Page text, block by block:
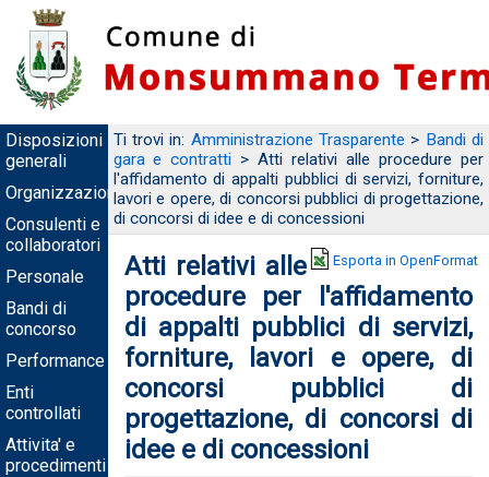
Disposizioni
generali
Organizzazione
Consulenti e
collaboratori
Personale
Bandi di
concorso
Performance
Enti
controllati
Attivita' e
procedimenti
Ti trovi in: Amministrazione Trasparente > Bandi di
gara e contratti > Atti relativi alle procedure per
l'affidamento di appalti pubblici di servizi, forniture,
lavori e opere, di concorsi pubblici di progettazione,
di concorsi di idee e di concessioni
Esporta in OpenFormat
Atti relativi alle
procedure per l'affidamento
di appalti pubblici di servizi,
forniture, lavori e opere, di
concorsi pubblici di
progettazione, di concorsi di
idee e di concessioni